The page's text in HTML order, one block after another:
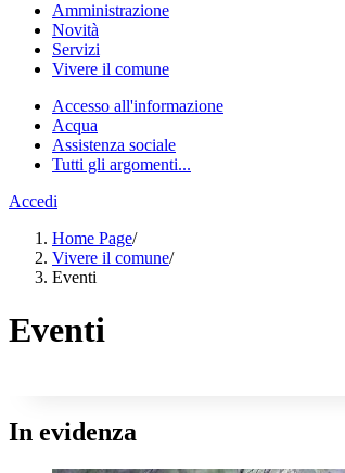
Amministrazione
Novità
Servizi
Vivere il comune
Accesso all'informazione
Acqua
Assistenza sociale
Tutti gli argomenti...
Accedi
Home Page/
Vivere il comune/
Eventi
Eventi
In evidenza